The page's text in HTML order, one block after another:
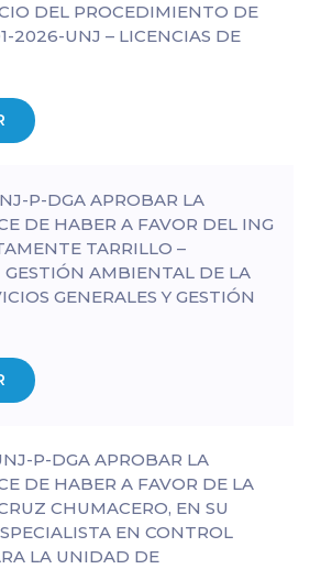
DEL PROCEDIMIENTO DE
2026-UNJ – LICENCIAS DE
P-DGA APROBAR LA
DE HABER A FAVOR DEL ING
TARRILLO –
GESTIÓN AMBIENTAL DE LA
GENERALES Y GESTIÓN
P-DGA APROBAR LA
DE HABER A FAVOR DE LA
CHUMACERO, EN SU
EN CONTROL
LA UNIDAD DE